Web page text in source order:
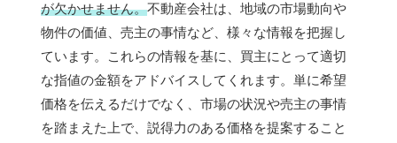
が欠かせません。不動産会社は、地域の市場動向や
物件の価値、売主の事情など、様々な情報を把握し
ています。これらの情報を基に、買主にとって適切
な指値の金額をアドバイスしてくれます。単に希望
価格を伝えるだけでなく、市場の状況や売主の事情
を踏まえた上で、説得力のある価格を提案すること